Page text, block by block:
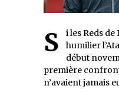
Si les Reds de Liverpool étaient venus
humilier
début
première
n’avaient jamais